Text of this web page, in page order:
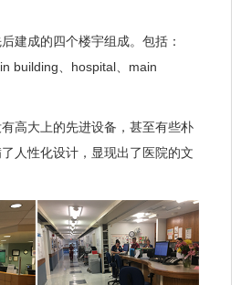
成的四个楼宇组成。包括：
building、hospital、main
大上的先进设备，甚至有些朴
人性化设计，显现出了医院的文